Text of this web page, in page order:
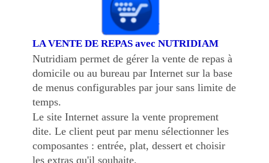
LA VENTE DE REPAS avec NUTRIDIAM
Nutridiam permet de gérer la vente de repas à
domicile ou au bureau par Internet sur la base
de menus configurables par jour sans limite de
temps.
Le site Internet assure la vente proprement
dite. Le client peut par menu sélectionner les
composantes : entrée, plat, dessert et choisir
les extras qu'il souhaite.